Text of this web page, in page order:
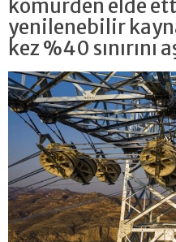
kömürden elde
yenilenebilir
kez %40 sınırını